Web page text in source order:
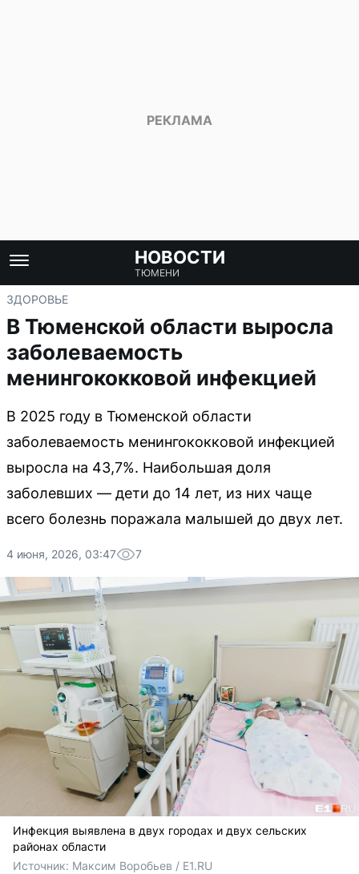
НОВОСТИ
ТЮМЕНИ
ЗДОРОВЬЕ
В Тюменской области выросла
заболеваемость
менингококковой инфекцией
В 2025 году в Тюменской области
заболеваемость менингококковой инфекцией
выросла на 43,7%. Наибольшая доля
заболевших — дети до 14 лет, из них чаще
всего болезнь поражала малышей до двух лет.
4 июня, 2026, 03:47 7
Инфекция выявлена в двух городах и двух сельских
районах области
Источник: Максим Воробьев / E1.RU